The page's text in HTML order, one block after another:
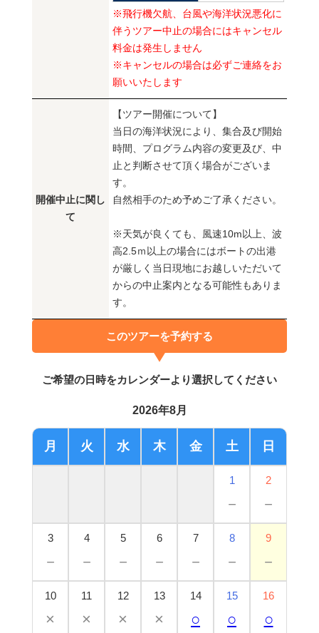
※飛行機欠航、台風や海洋状況悪化に
伴うツアー中止の場合にはキャンセル
料金は発生しません
※キャンセルの場合は必ずご連絡をお
願いいたします
開催中止に関し
て
【ツアー開催について】
当日の海洋状況により、集合及び開始
時間、プログラム内容の変更及び、中
止と判断させて頂く場合がございま
す。
自然相手のため予めご了承ください。
※天気が良くても、風速10m以上、波
高2.5ｍ以上の場合にはボートの出港
が厳しく当日現地にお越しいただいて
からの中止案内となる可能性もありま
す。
このツアーを予約する
ご希望の日時をカレンダーより選択してください
2026年8月
月 火 水 木 金 土 日
1
－
2
－
3
－
4
－
5
－
6
－
7
－
8
－
9
－
10
×
11
×
12
×
13
×
14
○
15
○
16
○